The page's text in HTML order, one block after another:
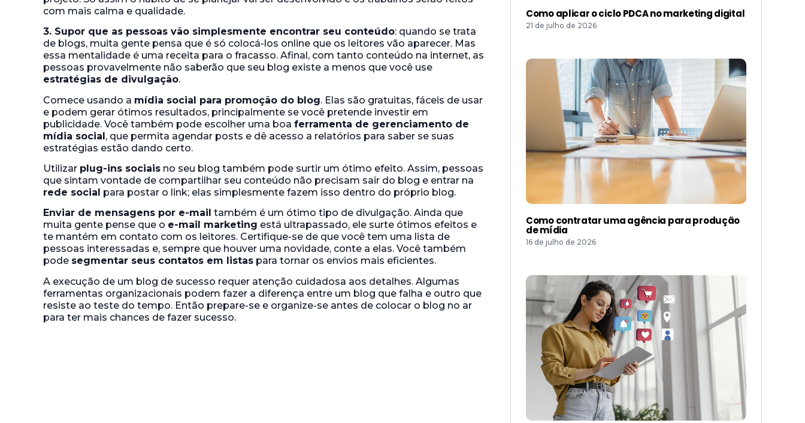
com mais calma e qualidade.
3. Supor que as pessoas vão simplesmente encontrar seu conteúdo: quando se trata
de blogs, muita gente pensa que é só colocá-los online que os leitores vão aparecer. Mas
essa mentalidade é uma receita para o fracasso. Afinal, com tanto conteúdo na internet, as
pessoas provavelmente não saberão que seu blog existe a menos que você use
estratégias de divulgação.
Comece usando a mídia social para promoção do blog. Elas são gratuitas, fáceis de usar
e podem gerar ótimos resultados, principalmente se você pretende investir em
publicidade. Você também pode escolher uma boa ferramenta de gerenciamento de
mídia social, que permita agendar posts e dê acesso a relatórios para saber se suas
estratégias estão dando certo.
Utilizar plug-ins sociais no seu blog também pode surtir um ótimo efeito. Assim, pessoas
que sintam vontade de compartilhar seu conteúdo não precisam sair do blog e entrar na
rede social para postar o link; elas simplesmente fazem isso dentro do próprio blog.
Enviar de mensagens por e-mail também é um ótimo tipo de divulgação. Ainda que
muita gente pense que o e-mail marketing está ultrapassado, ele surte ótimos efeitos e
te mantém em contato com os leitores. Certifique-se de que você tem uma lista de
pessoas interessadas e, sempre que houver uma novidade, conte a elas. Você também
pode segmentar seus contatos em listas para tornar os envios mais eficientes.
A execução de um blog de sucesso requer atenção cuidadosa aos detalhes. Algumas
ferramentas organizacionais podem fazer a diferença entre um blog que falha e outro que
resiste ao teste do tempo. Então prepare-se e organize-se antes de colocar o blog no ar
para ter mais chances de fazer sucesso.
Como aplicar o ciclo PDCA no marketing digital
21 de julho de 2026
Como contratar uma agência para produção
de mídia
16 de julho de 2026